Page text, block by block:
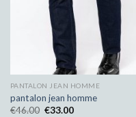
PANTALON JEAN HOMME
pantalon jean homme
€46.00 €33.00